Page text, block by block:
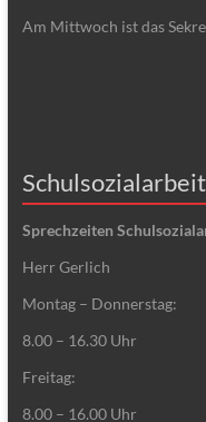
Am Mittwoch ist das
Sprechzeiten
Herr Gerlich
Montag – Donnerstag:
8.00 – 16.30 Uhr
Freitag:
8.00 – 16.00 Uhr